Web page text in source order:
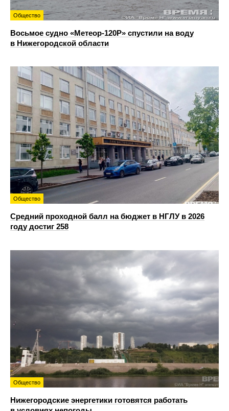
Общество
Восьмое судно «Метеор-120Р» спустили на воду
в Нижегородской области
Общество
Средний проходной балл на бюджет в НГЛУ в 2026
году достиг 258
Общество
Нижегородские энергетики готовятся работать